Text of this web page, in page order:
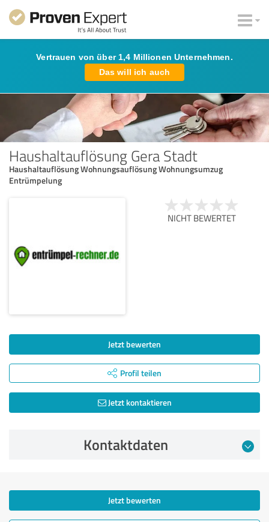
Vertrauen von über 1,4 Millionen Unternehmen.
Das will ich auch
Haushaltauflösung Gera Stadt
Haushaltauflösung Wohnungsauflösung Wohnungsumzug
Entrümpelung
NICHT BEWERTET
Jetzt bewerten
Profil teilen
Jetzt kontaktieren
Kontaktdaten
Jetzt bewerten